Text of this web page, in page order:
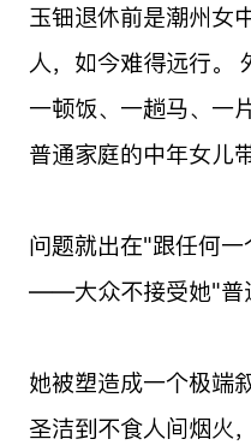
玉钿退休前是潮州女
人，如今难得远行。
一顿饭、一趟马、一
普通家庭的中年女儿
问题就出在"跟任何
——大众不接受她"普
她被塑造成一个极端
圣洁到不食人间烟火